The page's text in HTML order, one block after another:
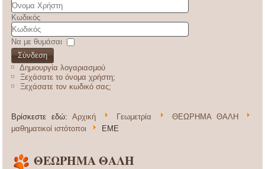
Κωδικός
Να με θυμάσαι
Σύνδεση
Δημιουργία λογαριασμού
Ξεχάσατε το όνομα χρήστη;
Ξεχάσατε τον κωδικό σας;
Βρίσκεστε εδώ:Αρχική Γεωμετρία
ΘΕΩΡΗΜΑ ΘΑΛΗ
μαθηματικοί ιστότοποι
ΕΜΕ
ΘΕΩΡΗΜΑ ΘΑΛΗ